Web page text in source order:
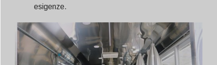
esigenze.